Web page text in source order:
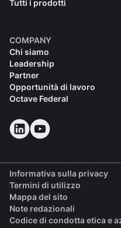
Tutti i prodotti
COMPANY
Chi siamo
Leadership
Partner
Opportunità di lavoro
Octave Federal
Informativa sulla privacy
Termini di utilizzo
Mappa del sito
Note redazionali
Codice di condotta etica e